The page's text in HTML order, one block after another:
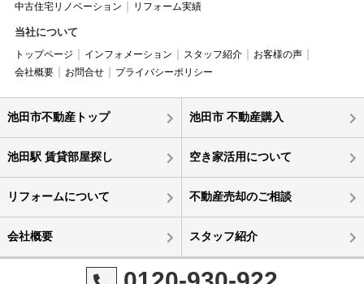
中古住宅リノベーション リフォーム実績
当社について
トップページ インフォメーション スタッフ紹介
お客様の声
会社概要
お問合せ プライバシーポリシー
池田市不動産トップ 池田市 不動産購入
池田駅 賃貸部屋探し 空き家活用について
リフォームについて 不動産売却のご相談
会社概要 スタッフ紹介